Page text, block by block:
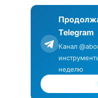
Telegram
Канал
неделю